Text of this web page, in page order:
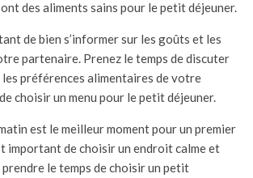
des aliments sains pour le petit déjeuner.
de bien s’informer sur les goûts et les
partenaire. Prenez le temps de discuter
préférences alimentaires de votre
choisir un menu pour le petit déjeuner.
est le meilleur moment pour un premier
important de choisir un endroit calme et
le temps de choisir un petit